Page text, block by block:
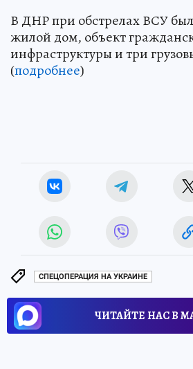
В ДНР при обстрелах ВСУ
жилой дом, объект
инфраструктуры и три
(подробнее)
СПЕЦОПЕРАЦИЯ НА УКРАИНЕ
ЧИТАЙТЕ НАС В